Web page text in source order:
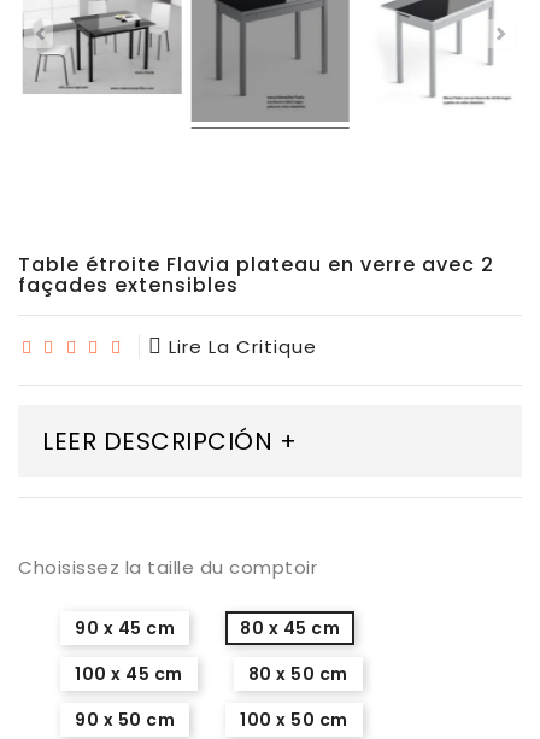
Tabourets
Hauts
Table étroite Flavia plateau en verre avec 2
façades extensibles
Lire La Critique
LEER DESCRIPCIÓN +
Choisissez la taille du comptoir
90 x 45 cm
80 x 45 cm
100 x 45 cm
80 x 50 cm
90 x 50 cm
100 x 50 cm